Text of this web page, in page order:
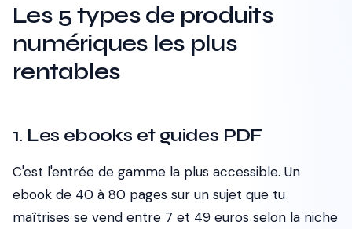
Les 5 types de produits
numériques les plus
rentables
1. Les ebooks et guides PDF
C'est l'entrée de gamme la plus accessible. Un
ebook de 40 à 80 pages sur un sujet que tu
maîtrises se vend entre 7 et 49 euros selon la niche